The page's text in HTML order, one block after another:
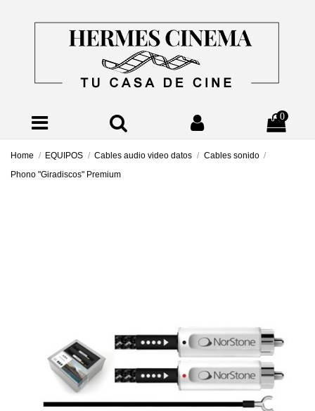
0
Home EQUIPOS Cables audio video datos
Cables sonido
Phono "Giradiscos" Premium